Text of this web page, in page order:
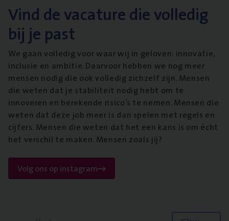
Vind de vacature die volledig
bij je past
We gaan volledig voor waar wij in geloven: innovatie,
inclusie en ambitie. Daarvoor hebben we nog meer
mensen nodig die ook volledig zichzelf zijn. Mensen
die weten dat je stabiliteit nodig hebt om te
innoveren en berekende risico’s te nemen. Mensen die
weten dat deze job meer is dan spelen met regels en
cijfers. Mensen die weten dat het een kans is om écht
het verschil te maken. Mensen zoals jij?
Volg ons op instagram